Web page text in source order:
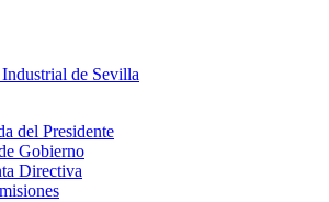
del Presidente
Gobierno
Directiva